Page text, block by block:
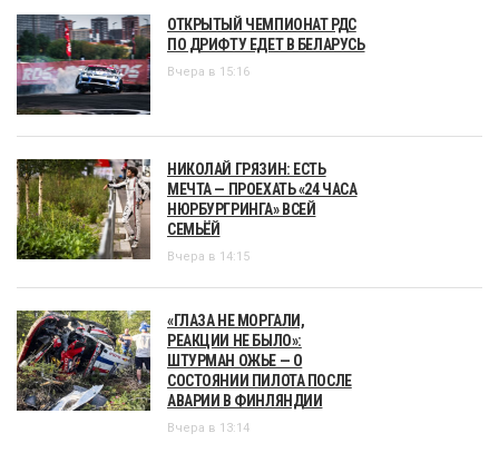
ОТКРЫТЫЙ ЧЕМПИОНАТ РДС
ПО ДРИФТУ ЕДЕТ В БЕЛАРУСЬ
Вчера в 15:16
НИКОЛАЙ ГРЯЗИН: ЕСТЬ
МЕЧТА — ПРОЕХАТЬ «24 ЧАСА
НЮРБУРГРИНГА» ВСЕЙ
СЕМЬЁЙ
Вчера в 14:15
«ГЛАЗА НЕ МОРГАЛИ,
РЕАКЦИИ НЕ БЫЛО»:
ШТУРМАН ОЖЬЕ — О
СОСТОЯНИИ ПИЛОТА ПОСЛЕ
АВАРИИ В ФИНЛЯНДИИ
Вчера в 13:14